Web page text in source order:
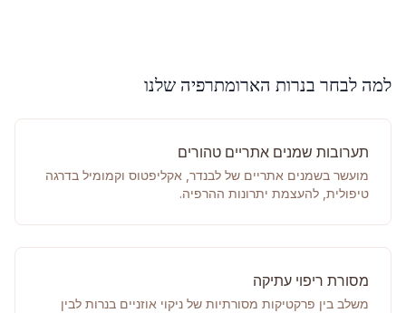
למה לבחר בנרות הארומתרפיה שלנו
תערובות שמנים אתריים טהורים
מועשר בשמנים אתריים של לבנדר, אקליפטוס וקמומיל בדרגה
טיפולית, להעצמת יתרונות ההרפיה.
מסורת ריפוי עתיקה
משלב בין פרקטיקות מסורתיות של ניקוי אוזניים בנרות לבין